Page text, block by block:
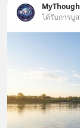
ได้รับการบู